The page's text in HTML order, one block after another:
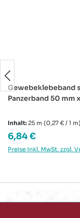
Gewebeklebeband
Panzerband 50 mm
Inhalt: 25 m (0,27 € / 1 m)
Regulärer Preis:
6,84 €
Preise inkl. MwSt. zzgl.